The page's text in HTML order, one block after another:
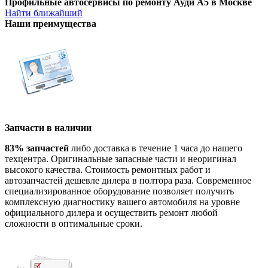
Профильные автосервисы по ремонту Ауди А5 в Москве
Найти ближайший
Наши преимущества
Запчасти в наличии
83% запчастей либо доставка в течение 1 часа до нашего
техцентра. Оригинальные запасные части и неоригинал
высокого качества. Стоимость ремонтных работ и
автозапчастей дешевле дилера в полтора раза. Современное
специализированное оборудование позволяет получить
комплексную диагностику вашего автомобиля на уровне
официального дилера и осуществить ремонт любой
сложности в оптимальные сроки.